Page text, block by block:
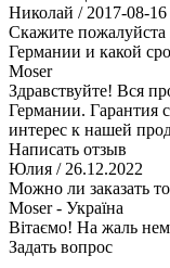
Николай / 2017-08-16
Скажите пожалуйста
Германии и какой
Moser
Здравствуйте! Вся
Германии. Гарантия
интерес к нашей
Написать отзыв
Юлия / 26.12.2022
Можно ли заказать
Moser - Україна
Вітаємо! На жаль
Задать вопрос